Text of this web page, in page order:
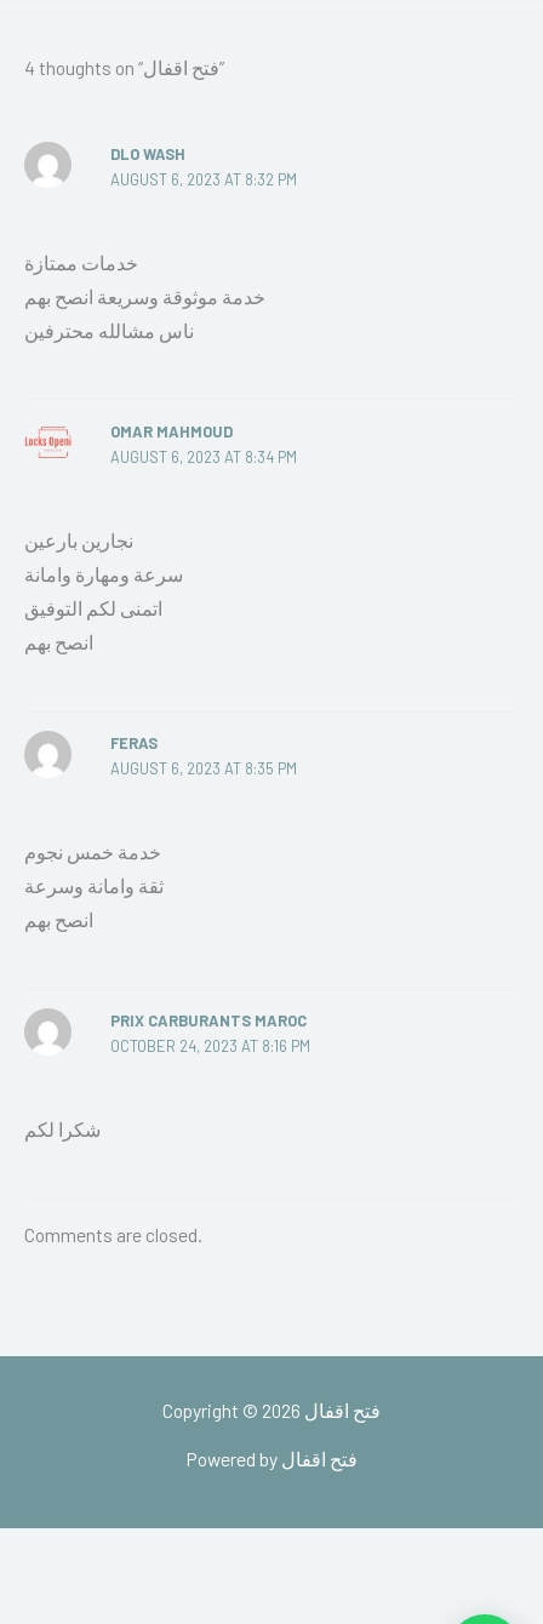
4 thoughts on “فتح اقفال”
DLO WASH
AUGUST 6, 2023 AT 8:32 PM
خدمات ممتازة
خدمة موثوقة وسريعة انصح بهم
ناس مشالله محترفين
OMAR MAHMOUD
AUGUST 6, 2023 AT 8:34 PM
نجارين بارعين
سرعة ومهارة وامانة
اتمنى لكم التوفيق
انصح بهم
FERAS
AUGUST 6, 2023 AT 8:35 PM
خدمة خمس نجوم
ثقة وامانة وسرعة
انصح بهم
PRIX CARBURANTS MAROC
OCTOBER 24, 2023 AT 8:16 PM
شكرا لكم
Comments are closed.
Copyright © 2026 فتح اقفال
Powered by فتح اقفال